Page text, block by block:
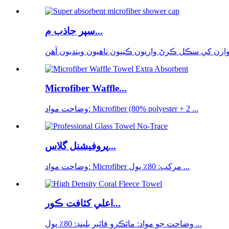
سپر جاذب م...
Microfiber Waffle...
وضاحت مواد: Microfiber (80% polyester + 2 ...
پروفيشنل گلاس...
وضاحت مواد: Microfiber مرکب: 80٪ پول ...
اعلي کثافت ڪور...
وضاحت جو مواد: مائڪرو فائبر بلينڊ: 80٪ پول ...